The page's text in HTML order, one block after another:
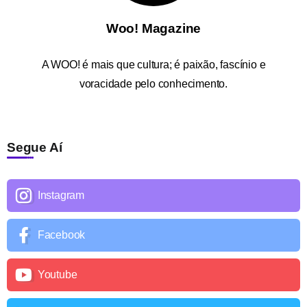
Woo! Magazine
AWOO! é mais que cultura; é paixão, fascínio e
voracidade pelo conhecimento.
Segue Aí
Instagram
Facebook
Youtube